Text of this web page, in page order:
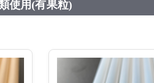
使用(有果粒)